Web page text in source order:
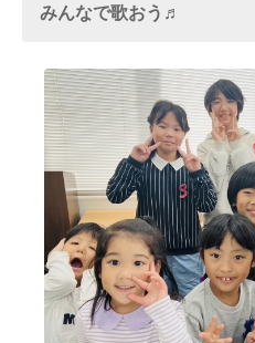
みんなで歌おう♬